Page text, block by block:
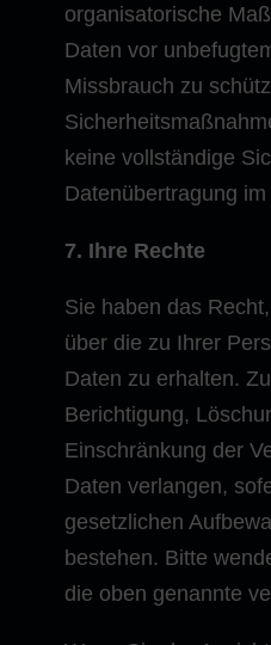
organisatorische
Daten vor
Missbrauch zu
keine vollständige
Datenübertragung
7. Ihre Rechte
Sie haben das
über die zu Ihrer
Daten zu erhalten.
Berichtigung,
Einschränkung der
Daten verlangen,
gesetzlichen
bestehen. Bitte
die oben genannte